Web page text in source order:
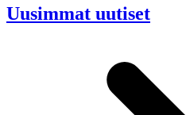
Uusimmat uutiset